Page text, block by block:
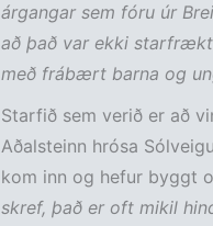
árgangar sem fóru úr
að það var ekki
með frábært barna og
Starfið sem verið er að
Aðalsteinn hrósa
kom inn og hefur byggt
skref, það er oft mikil